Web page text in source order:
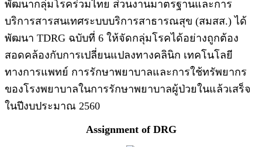
พัฒนากลุ่มโรคร่วมไทย ส่วนงานมาตรฐานและการ
บริการสารสนเทศระบบบริการสาธารณสุข (สมสส.) ได้
พัฒนา TDRG ฉบับที่ 6 ให้จัดกลุ่มโรคได้อย่างถูกต้อง
สอดคล้องกับการเปลี่ยนแปลงทางคลินิก เทคโนโลยี
ทางการแพทย์ การรักษาพยาบาลและการใช้ทรัพยากร
ของโรงพยาบาลในการรักษาพยาบาลผู้ป่วยในแล้วเสร็จ
ในปีงบประมาณ 2560
Assignmentof DRG